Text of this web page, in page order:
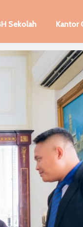
Sekolah Kantor